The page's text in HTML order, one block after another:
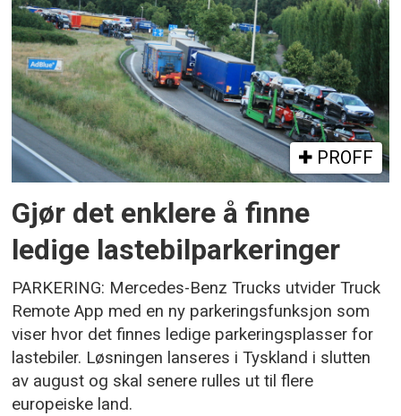
PROFF
Gjør det enklere å finne
ledige lastebilparkeringer
PARKERING: Mercedes-Benz Trucks utvider Truck
Remote App med en ny parkeringsfunksjon som
viser hvor det finnes ledige parkeringsplasser for
lastebiler. Løsningen lanseres i Tyskland i slutten
av august og skal senere rulles ut til flere
europeiske land.